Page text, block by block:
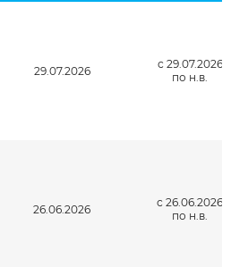
29.07.2026
с 29.07.2026
по н.в.
26.06.2026
с 26.06.2026
по н.в.